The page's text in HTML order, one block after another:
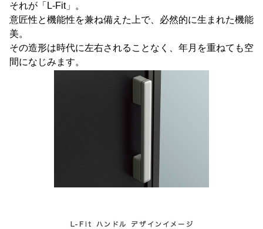
それが「L-Fit」。
意匠性と機能性を兼ね備えた上で、必然的に生まれた機能
美。
その造形は時代に左右されることなく、年月を重ねても空
間になじみます。